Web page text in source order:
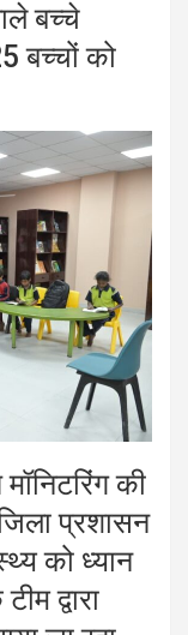
बच्चे
बच्चों को
की
प्रशासन
को ध्यान
द्वारा